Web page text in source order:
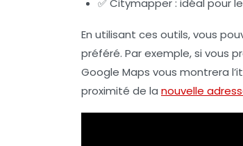
En utilisant ces outils, vous
préféré. Par exemple, si vous
Google Maps vous montrera
proximité de la nouvelle